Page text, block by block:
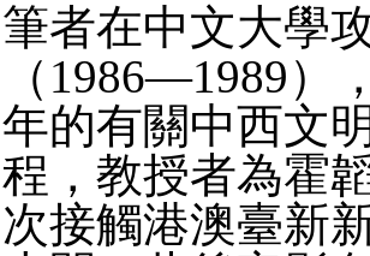
筆者在中文大學
（1986—1989）
年的有關中西文
程，教授者為霍
次接觸港澳臺新